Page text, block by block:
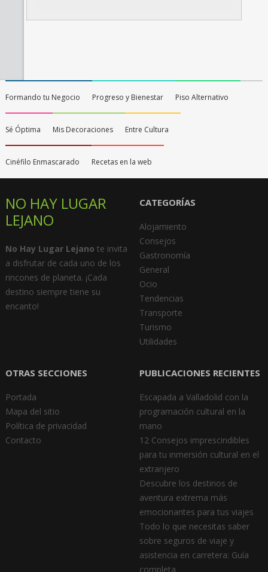
Formando tu Negocio Progreso y Bienestar Piso Alternativo
Sé Óptima Mis Decoraciones Entre Cultura
Cinéfilo Enmascarado Recetas en la web
NO HAY LUGAR
LEJANO
No Hay Lugar Lejano te invita
a disfrutar de cada uno de los
rincones de planeta. ¡Cada
destino siempre tiene su
encanto!
CATEGORÍAS
Alojamiento
Consejos
Gastronomía
General
Ocio
Tendencias
Transporte
Turismo
Utilidades
OTRAS SECCIONES
Portada
Mapa del sitio
Política de privacidad
Contacto
PUBLICACIONES RECIENTES
Escapada a Valladolid con la
programación cultural en la
mano
12 Consejos imprescindibles
para tu inmersión cultural en el
extranjero
Descubre los destinos de
aventura extrema más
emocionantes para tus viajes
Todo lo que necesitas saber
sobre seguros de viaje y
asistencia en carretera: Guía
completa